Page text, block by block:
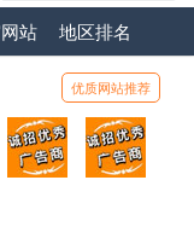
站 地区排名
优质网站推荐
售
99元/年
腾讯云
优惠打折，99元/年
顶部广告位5
广告位招商_